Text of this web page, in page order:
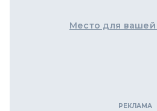
Место для